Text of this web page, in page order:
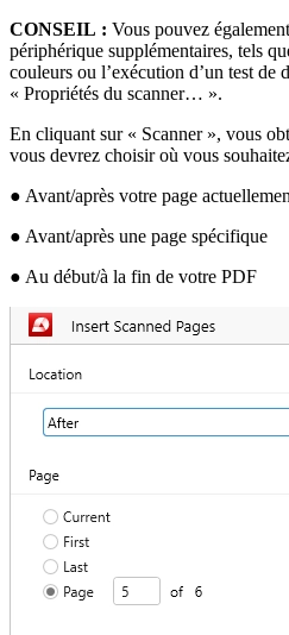
CONSEIL : Vous pouvez
périphérique supplémentaires, tels
couleurs ou l’exécution d’un test de
« Propriétés du scanner… ».
En cliquant sur « Scanner », vous
vous devrez choisir où vous
● Avant/après votre page
● Avant/après une page spécifique
● Au début/à la fin de votre PDF